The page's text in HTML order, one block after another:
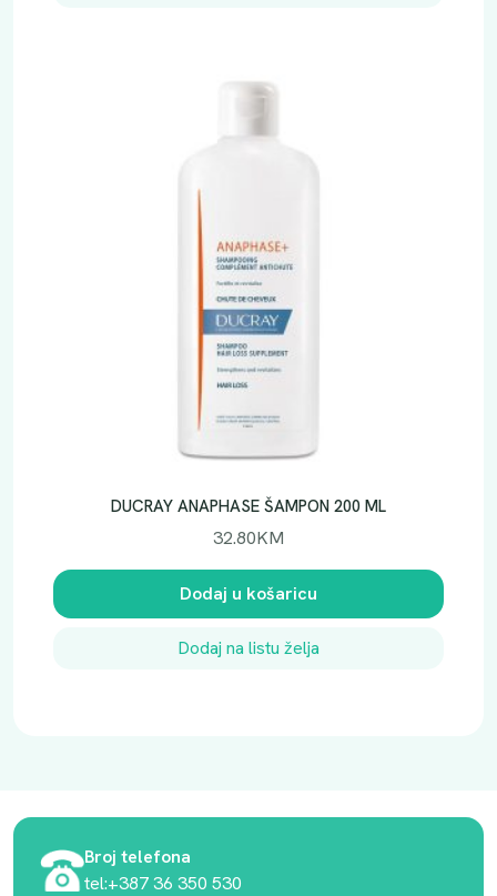
DUCRAY ANAPHASE ŠAMPON 200 ML
32.80KM
Dodaj u košaricu
Dodaj na listu želja
Broj telefona
tel:+387 36 350 530